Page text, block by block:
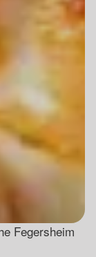
Fegersheim